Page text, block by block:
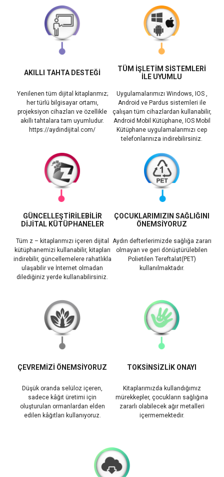
AKILLI TAHTA DESTEĞİ
Yenilenen tüm dijital kitaplarımız;
her türlü bilgisayar ortamı,
projeksiyon cihazları ve özellikle
akıllı tahtalara tam uyumludur.
https://aydindijital.com/
TÜM İŞLETİM SİSTEMLERİ
İLE UYUMLU
Uygulamalarımızı Windows, IOS ,
Android ve Pardus sistemleri ile
çalışan tüm cihazlardan kullanabilir,
Android Mobil Kütüphane, IOS Mobil
Kütüphane uygulamalarımızı cep
telefonlarınıza indirebilirsiniz.
GÜNCELLEŞTİRİLEBİLİR
DİJİTAL KÜTÜPHANELER
Tüm z – kitaplarımızı içeren dijital
kütüphanemizi kullanabilir, kitapları
indirebilir, güncellemelere rahatlıkla
ulaşabilir ve İnternet olmadan
dilediğiniz yerde kullanabilirsiniz.
ÇOCUKLARIMIZIN SAĞLIĞINI
ÖNEMSİYORUZ
Aydın defterlerimizde sağlığa zararı
olmayan ve geri dönüştürülebilen
Polietilen Tereftalat(PET)
kullanılmaktadır.
ÇEVREMİZİ ÖNEMSİYORUZ
Düşük oranda selüloz içeren,
sadece kâğıt üretimi için
oluşturulan ormanlardan elden
edilen kâğıtları kullanıyoruz.
TOKSİNSİZLİK ONAYI
Kitaplarımızda kullandığımız
mürekkepler, çocukların sağlığına
zararlı olabilecek ağır metalleri
içermemektedir.